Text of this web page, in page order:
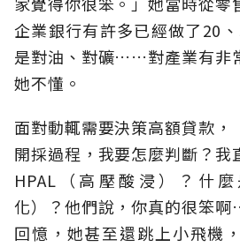
企業銀行有許多已經做了20
是對油、對礦……對產業有非
她不懂。
面對動輒需要決策高額貸款，
開採過程，我要怎麼判斷？我
HPAL（高壓酸浸）？什
化）？他們說，你真的很笨
回憶，她甚至還跳上小飛機